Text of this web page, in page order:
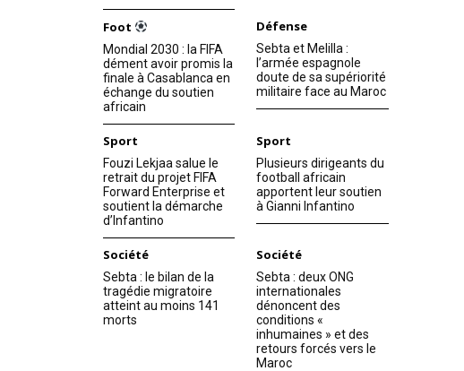
Foot
Mondial 2030 : la FIFA
dément avoir promis la
finale à Casablanca en
échange du soutien
africain
Défense
Sebta et Melilla :
l’armée espagnole
doute de sa supériorité
militaire face au Maroc
Sport
Fouzi Lekjaa salue le
retrait du projet FIFA
Forward Enterprise et
soutient la démarche
d’Infantino
Sport
Plusieurs dirigeants du
football africain
apportent leur soutien
à Gianni Infantino
Société
Sebta : le bilan de la
tragédie migratoire
atteint au moins 141
morts
Société
Sebta : deux ONG
internationales
dénoncent des
conditions «
inhumaines » et des
retours forcés vers le
Maroc